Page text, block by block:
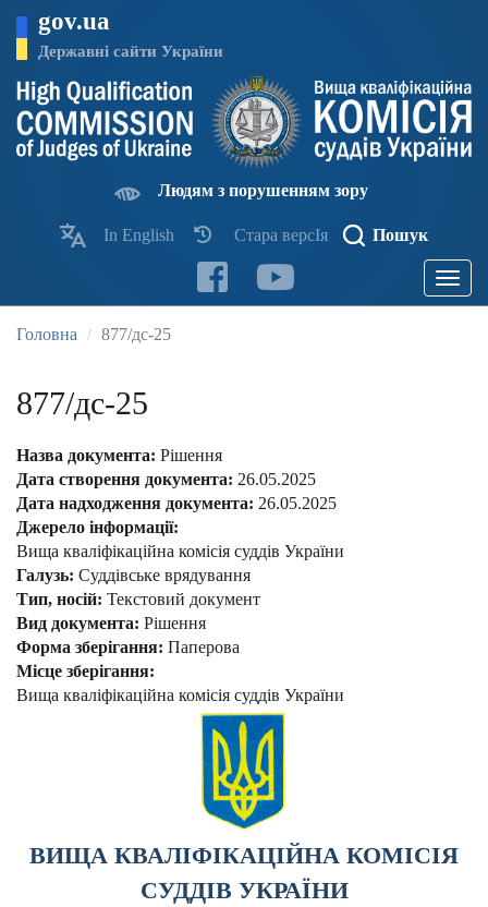
основного
матеріалу
gov.ua
Державні сайти України
Людям з порушенням зору
In English Стара версІя Пошук
Toggle
Головна 877/дс-25
877/дс-25
Назва документа: Рішення
Дата створення документа: 26.05.2025
Дата надходження документа: 26.05.2025
Джерело інформації:
Вища кваліфікаційна комісія суддів України
Галузь: Суддівське врядування
Тип, носій: Текстовий документ
Вид документа: Рішення
Форма зберігання: Паперова
Місце зберігання:
Вища кваліфікаційна комісія суддів України
ВИЩА КВАЛІФІКАЦІЙНА КОМІСІЯ
СУДДІВ УКРАЇНИ